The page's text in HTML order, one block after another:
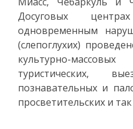
Досуговых
одновременным
(слепоглухих)
культурно-
туристических,
познавательных и
просветительских и